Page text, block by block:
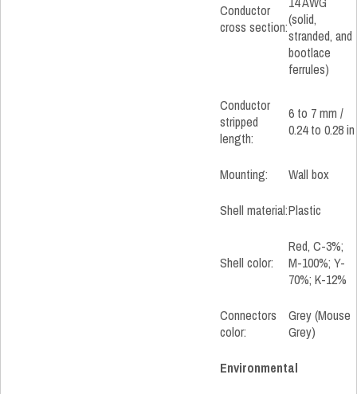
Conductor
cross section:(solid,
stranded, and
bootlace
ferrules)
Conductor
stripped
length:
6 to 7 mm /
0.24 to 0.28 in
Mounting: Wall box
Shell material:Plastic
Shell color:
Red, C-3%;
M-100%; Y-
70%; K-12%
Connectors
color:
Grey (Mouse
Grey)
Environmental